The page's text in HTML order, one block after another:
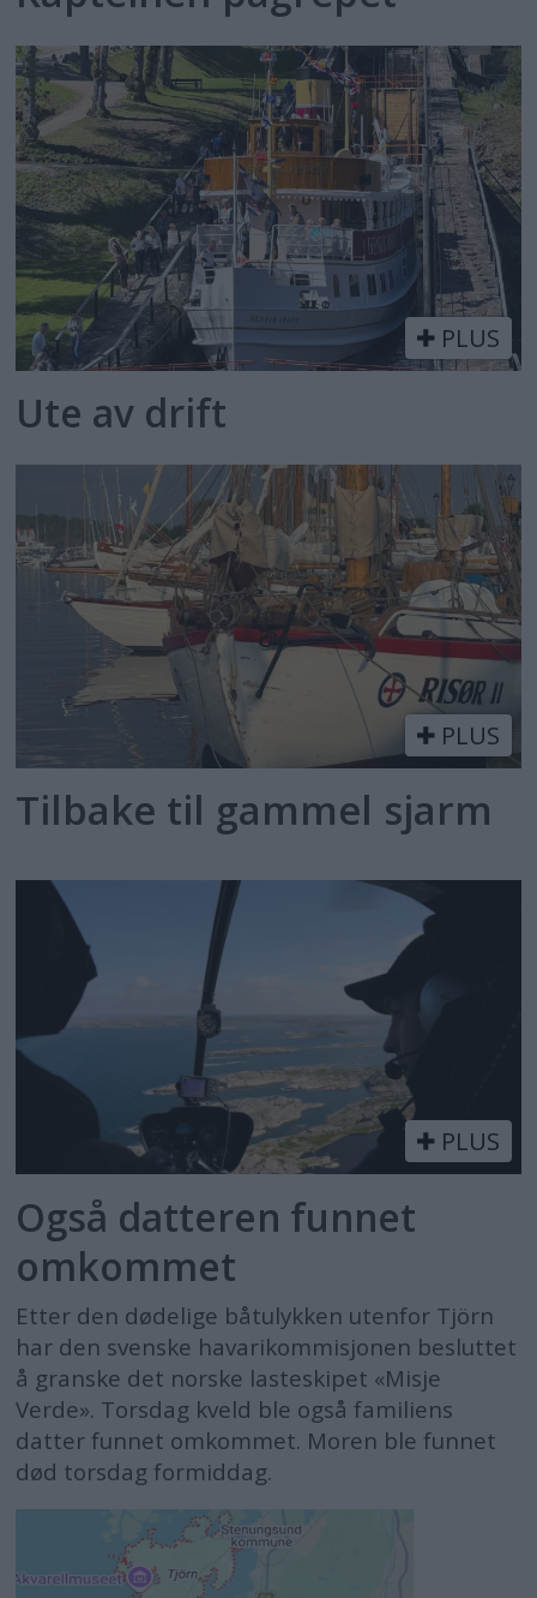
PLUS
Ute av drift
PLUS
Tilbake til gammel sjarm
PLUS
Også datteren funnet
omkommet
Etter den dødelige båtulykken utenfor Tjörn
har den svenske havarikommisjonen besluttet
å granske det norske lasteskipet «Misje
Verde». Torsdag kveld ble også familiens
datter funnet omkommet. Moren ble funnet
død torsdag formiddag.